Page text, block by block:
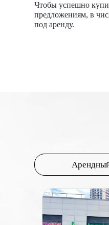
Чтобы успешно
предложениям, в
под аренду.
Чтобы постоянно
стрит ритейл.
Эти виды
продать, чтобы
Для каждого